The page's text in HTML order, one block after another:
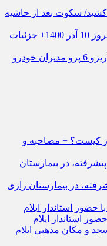
کشید/ سکوت بعد از حاشیه
جزئیات ثبت نام فروش اقساطی آریزو 6 پرو مدیران خودرو
کیست؟ + مصاحبه و
در بیمارستان رازی